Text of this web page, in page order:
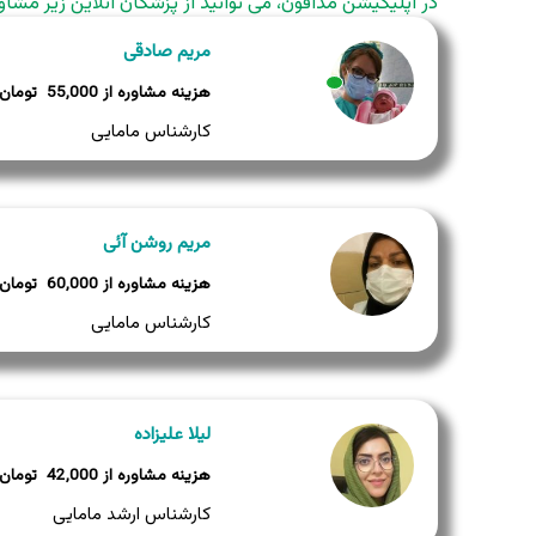
مریم صادقی
55,000
کارشناس مامایی
مریم روشن آئی
60,000
کارشناس مامایی
لیلا علیزاده
42,000
کارشناس ارشد مامایی